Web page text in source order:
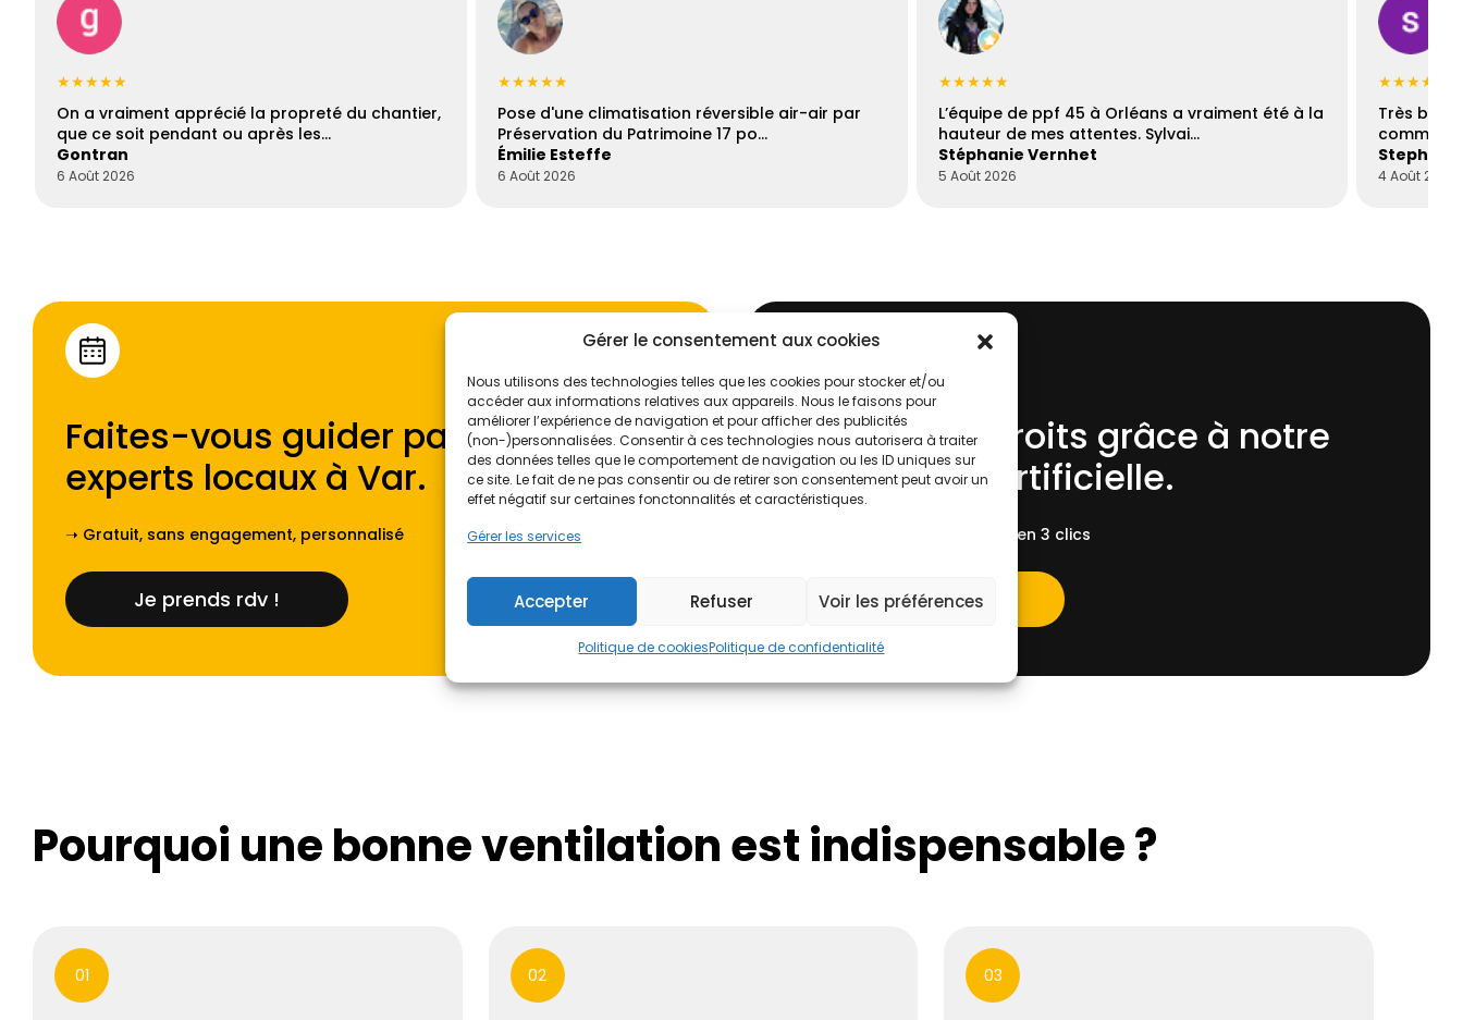
Gérer le consentement aux cookies
Nous utilisons des technologies telles que les cookies pour stocker et/ou
accéder aux informations relatives aux appareils. Nous le faisons pour
améliorer l’expérience de navigation et pour afficher des publicités
(non-)personnalisées. Consentir à ces technologies nous autorisera à traiter
des données telles que le comportement de navigation ou les ID uniques sur
ce site. Le fait de ne pas consentir ou de retirer son consentement peut avoir un
effet négatif sur certaines fonctonnalités et caractéristiques.
Gérer les services
Accepter Refuser Voir les préférences
Politique de cookiesPolitique de confidentialité
★★★★★
On a vraiment apprécié la propreté du chantier,
que ce soit pendant ou après les…
Gontran
6 Août 2026
★★★★★
Pose d'une climatisation réversible air-air par
Préservation du Patrimoine 17 po…
Émilie Esteffe
6 Août 2026
★★★★★
L’équipe de ppf 45 à Orléans a vraiment été à la
hauteur de mes attentes. Sylvai…
Stéphanie Vernhet
5 Août 2026
★★★★☆
Très
4 Août 2026
Faites-vous guider par l'un de nos
experts locaux à Var.
➝ Gratuit, sans engagement, personnalisé
Je prends rdv !
Évaluez vos droits grâce à notre
Intelligence Artificielle.
➝ Gratuit, sans engagement, en 3 clics
J'évalue !
Pourquoi une bonne ventilation est indispensable ?
01 02 03